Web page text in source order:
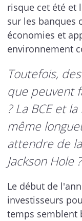
risque cet été et
sur les banques
économies et
environnement
Toutefois,
que peuvent
? La BCE et
même
attendre de
Jackson Hole ?
Le début de
investisseurs
temps semblent